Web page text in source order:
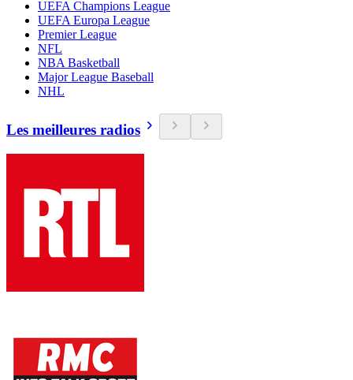
UEFA Champions League
UEFA Europa League
Premier League
NFL
NBA Basketball
Major League Baseball
NHL
Les meilleures radios